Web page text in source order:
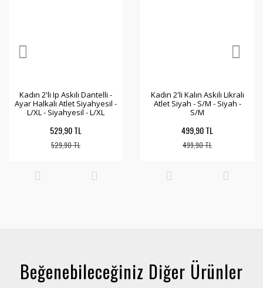
Kadın 2'li Ip Askılı Dantelli -
Ayar Halkalı Atlet Siyahyesil -
L/XL - Siyahyesil - L/XL
529,90 TL
529,90 TL
Kadın 2'li Kalın Askılı Likralı
Atlet Siyah - S/M - Siyah -
S/M
499,90 TL
499,90 TL
Beğenebileceğiniz Diğer Ürünler